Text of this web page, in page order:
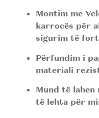
Montim me
karrocës për
sigurim të
Përfundim i
materiali
Mund të lahen
të lehta për